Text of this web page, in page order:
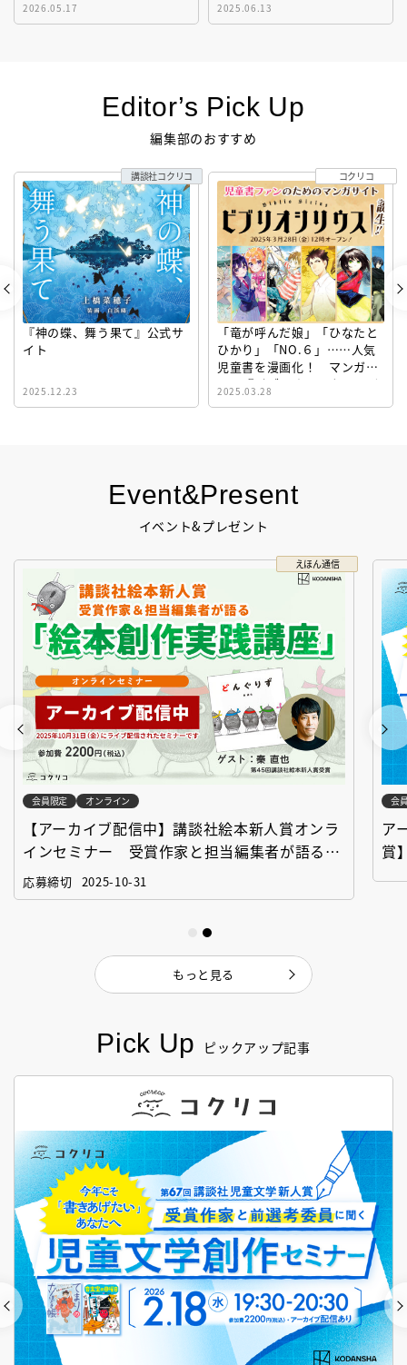
Pick Up ピックアップ記事
Event&Present
イベント&プレゼント
えほん通信
会員限定 オンライン
【アーカイブ配信中】講談社絵本新人賞オンラ
インセミナー 受賞作家と担当編集者が語る
「絵本創作実践講座」
応募締切 2025-10-31
会
ア
賞
もっと見る
2026.05.17 2025.06.13
Editor’s Pick Up
編集部のおすすめ
『神の蝶、舞う果て』公式サ
イト
2025.12.23
講談社コクリコ
「竜が呼んだ娘」「ひなたと
ひかり」「NO.６」……人気
児童書を漫画化！ マンガサ
イト『ビブリオシリウス』誕
生！
2025.03.28
コクリコ